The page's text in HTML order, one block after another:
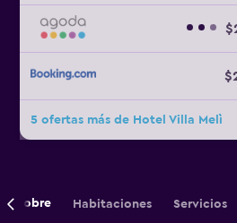
5 ofertas más de Hotel Villa Melì
Sobre Habitaciones Servicios